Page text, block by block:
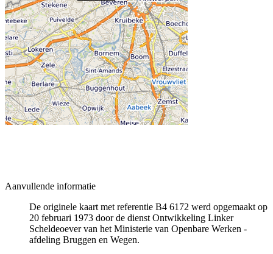
Aanvullende informatie
De originele kaart met referentie B4 6172 werd opgemaakt op
20 februari 1973 door de dienst Ontwikkeling Linker
Scheldeoever van het Ministerie van Openbare Werken -
afdeling Bruggen en Wegen.